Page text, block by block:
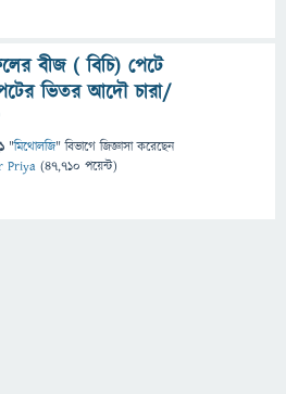
বীজ ( বিচি) পেটে
ভিতর আদৌ চারা/
"মিথোলজি" বিভাগে জিজ্ঞাসাকরেছেন
Priya (47,710 পয়েন্ট)